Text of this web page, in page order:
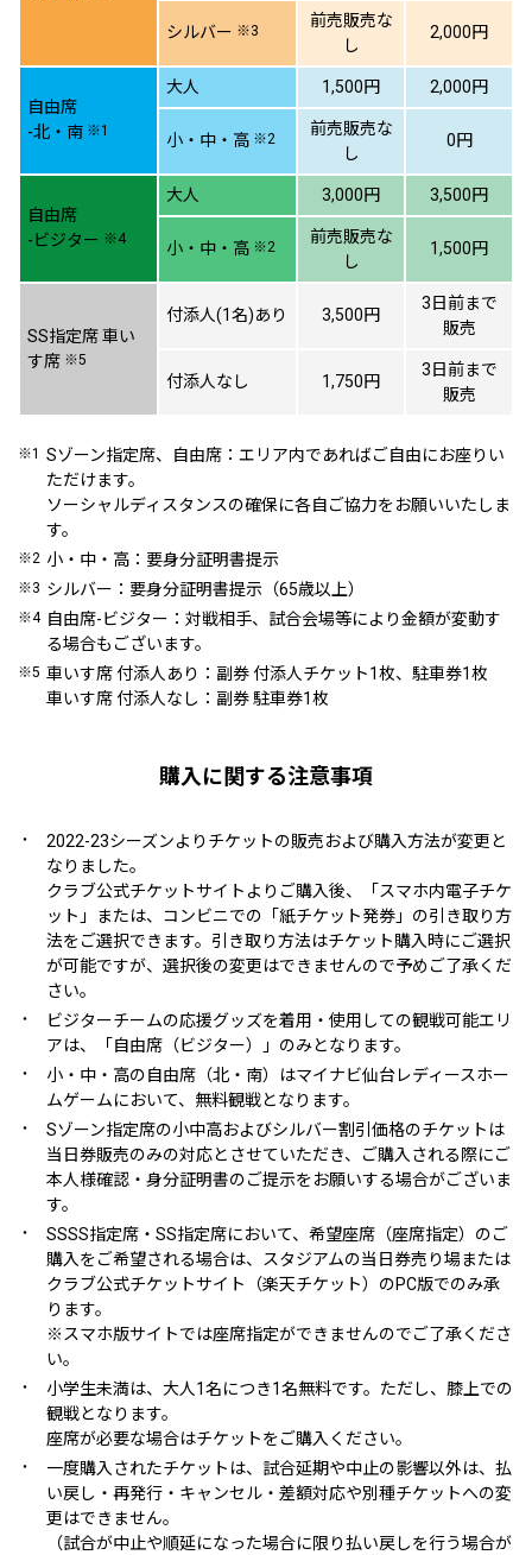
シルバー ※3
前売販売な
し
2,000円
自由席
-北・南 ※1
大人 1,500円 2,000円
小・中・高 ※2
前売販売な
し
0円
自由席
-ビジター ※4
大人 3,000円 3,500円
小・中・高 ※2
前売販売な
し
1,500円
SS指定席 車い
す席 ※5
付添人(1名)あり 3,500円
3日前まで
販売
付添人なし 1,750円
3日前まで
販売
※1 Sゾーン指定席、自由席：エリア内であればご自由にお座りい
ただけます。
ソーシャルディスタンスの確保に各自ご協力をお願いいたしま
す。
※2 小・中・高：要身分証明書提示
※3 シルバー：要身分証明書提示（65歳以上）
※4 自由席-ビジター：対戦相手、試合会場等により金額が変動す
る場合もございます。
※5 車いす席 付添人あり：副券 付添人チケット1枚、駐車券1枚
車いす席 付添人なし：副券 駐車券1枚
購入に関する注意事項
・
2022-23シーズンよりチケットの販売および購入方法が変更と
なりました。
クラブ公式チケットサイトよりご購入後、「スマホ内電子チケ
ット」または、コンビニでの「紙チケット発券」の引き取り方
法をご選択できます。引き取り方法はチケット購入時にご選択
が可能ですが、選択後の変更はできませんので予めご了承くだ
さい。
・
ビジターチームの応援グッズを着用・使用しての観戦可能エリ
アは、「自由席（ビジター）」のみとなります。
・
小・中・高の自由席（北・南）はマイナビ仙台レディースホー
ムゲームにおいて、無料観戦となります。
・
Sゾーン指定席の小中高およびシルバー割引価格のチケットは
当日券販売のみの対応とさせていただき、ご購入される際にご
本人様確認・身分証明書のご提示をお願いする場合がございま
す。
・
SSSS指定席・SS指定席において、希望座席（座席指定）のご
購入をご希望される場合は、スタジアムの当日券売り場または
クラブ公式チケットサイト（楽天チケット）のPC版でのみ承
ります。
※スマホ版サイトでは座席指定ができませんのでご了承くださ
い。
・
小学生未満は、大人1名につき1名無料です。ただし、膝上での
観戦となります。
座席が必要な場合はチケットをご購入ください。
・
一度購入されたチケットは、試合延期や中止の影響以外は、払
い戻し・再発行・キャンセル・差額対応や別種チケットへの変
更はできません。
（試合が中止や順延になった場合に限り払い戻しを行う場合が